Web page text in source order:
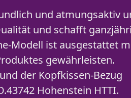
und atmungsaktiv
und schafft
Modell ist ausgestattet
gewährleisten.
der Kopfkissen-Bezug
Hohenstein HTTI.